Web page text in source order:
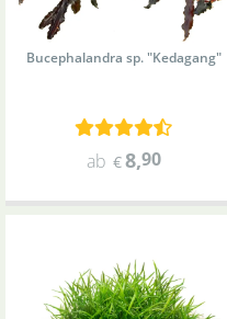
Bucephalandra sp. "Kedagang"
ab €8,90